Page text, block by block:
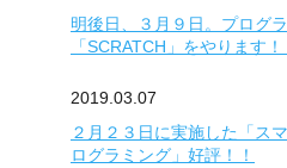
明後日、３月９日。プログ
「SCRATCH」をやります！
2019.03.07
２月２３日に実施した「ス
ログラミング」好評！！